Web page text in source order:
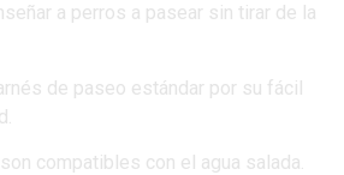
a perros a pasear sin tirar de la
de paseo estándar por su fácil
compatibles con el agua salada.